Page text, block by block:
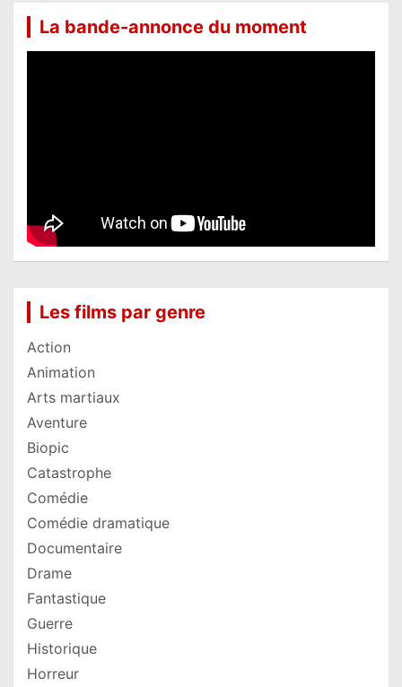
La bande-annonce du moment
Les films par genre
Action
Animation
Arts martiaux
Aventure
Biopic
Catastrophe
Comédie
Comédie dramatique
Documentaire
Drame
Fantastique
Guerre
Historique
Horreur